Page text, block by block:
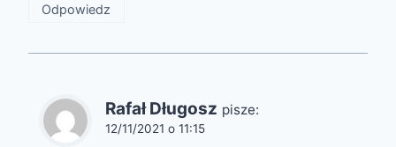
Odpowiedz
Rafał Długosz pisze:
12/11/2021 o 11:15